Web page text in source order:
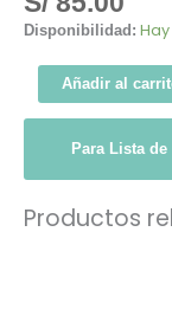
Disponibilidad:
Añadir al
Para Lista de
Productos